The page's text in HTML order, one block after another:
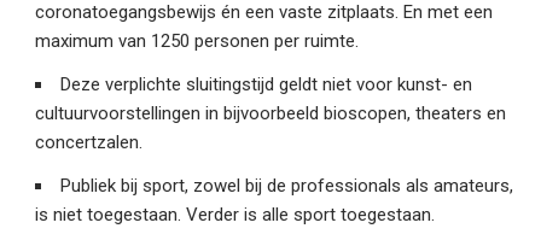
coronatoegangsbewijs én een vaste zitplaats. En met een
maximum van 1250 personen per ruimte.
Deze verplichte sluitingstijd geldt niet voor kunst- en
cultuurvoorstellingen in bijvoorbeeld bioscopen, theaters en
concertzalen.
Publiek bij sport, zowel bij de professionals als amateurs,
is niet toegestaan. Verder is alle sport toegestaan.